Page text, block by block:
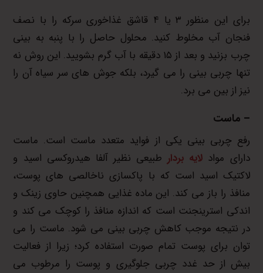
برای این منظور ۳ یا ۴ قاشق غذاخوری سرکه را با نصف
فنجان آب مخلوط کنید. محلول حاصل را با پنبه به بینی
چرب بزنید و بعد از ۱۵ دقیقه با آب گرم بشویید. این روش نه
تنها چربی بینی را می گیرد، بلکه جوش های سر سیاه آن را
نیز از بین می برد.
– ماست
رفع چربی بینی یکی از فواید متعدد ماست است. ماست
دارای مواد لایه بردار طبیعی نظیر آلفا هیدروکسی اسید و
لاکتیک اسید است که با پاکسازی ناخالصی های پوست،
منافذ را باز می کند. این ماده غذایی همچنین حاوی زینک و
اندکی استرینجنت است که اندازه منافذ را کوچک می کند و
در نتیجه موجب کاهش چربی بینی می شود. ماست را می
توان برای پوست تمام صورت استفاده کرد؛ زیرا از فعالیت
بیش از حد غدد چربی جلوگیری و پوست را مرطوب می